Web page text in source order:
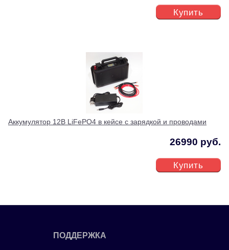
Купить
Аккумулятор 12В LiFePO4 в кейсе с зарядкой и проводами
26990 руб.
Купить
ПОДДЕРЖКА